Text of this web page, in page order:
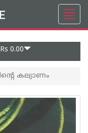
Rs 0.00
കല്യാണം